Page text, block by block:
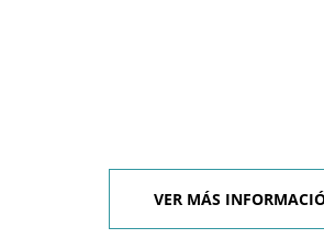
VER MÁS